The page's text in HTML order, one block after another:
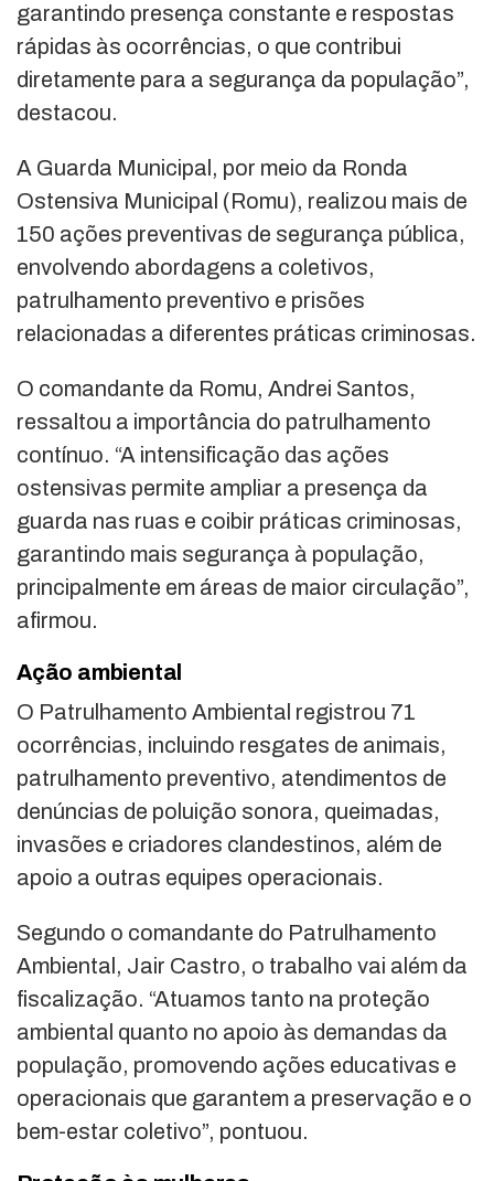
garantindo presença constante e respostas
rápidas às ocorrências, o que contribui
diretamente para a segurança da população”,
destacou.
A Guarda Municipal, por meio da Ronda
Ostensiva Municipal (Romu), realizou mais de
150 ações preventivas de segurança pública,
envolvendo abordagens a coletivos,
patrulhamento preventivo e prisões
relacionadas a diferentes práticas criminosas.
O comandante da Romu, Andrei Santos,
ressaltou a importância do patrulhamento
contínuo. “A intensificação das ações
ostensivas permite ampliar a presença da
guarda nas ruas e coibir práticas criminosas,
garantindo mais segurança à população,
principalmente em áreas de maior circulação”,
afirmou.
Ação ambiental
O Patrulhamento Ambiental registrou 71
ocorrências, incluindo resgates de animais,
patrulhamento preventivo, atendimentos de
denúncias de poluição sonora, queimadas,
invasões e criadores clandestinos, além de
apoio a outras equipes operacionais.
Segundo o comandante do Patrulhamento
Ambiental, Jair Castro, o trabalho vai além da
fiscalização. “Atuamos tanto na proteção
ambiental quanto no apoio às demandas da
população, promovendo ações educativas e
operacionais que garantem a preservação e o
bem-estar coletivo”, pontuou.